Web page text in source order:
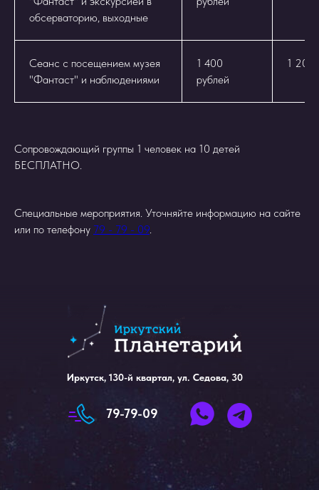
обсерваторию, выходные
Сеанс с посещением музея
"Фантаст" и наблюдениями
1 400
рублей
1 200
Сопровождающий группы 1 человек на 10 детей
БЕСПЛАТНО.
Специальные мероприятия. Уточняйте информацию на сайте
или по телефону 79 - 79 - 09.
79-79-09
Написать нам
Иркутск, 130-й квартал, ул. Седова, 30